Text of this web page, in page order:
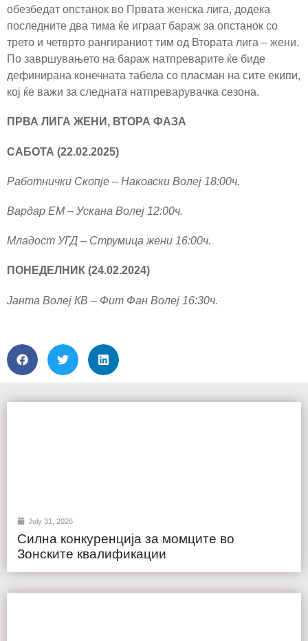
обезбедат опстанок во Првата женска лига, додека
последните два тима ќе играат бараж за опстанок со
трето и четврто рангираниот тим од Втората лига – жени.
По завршувањето на бараж натпреварите ќе биде
дефинирана конечната табела со пласман на сите екипи,
кој ќе важи за следната натпреварувачка сезона.
ПРВА ЛИГА ЖЕНИ, ВТОРА ФАЗА
САБОТА (22.02.2025)
Работнички Скопје – Наковски Волеј 18:00ч.
Вардар ЕМ – Ускана Волеј 12:00ч.
Младост УГД – Струмица жени 16:00ч.
ПОНЕДЕЛНИК (24.02.2024)
Јанта Волеј КВ – Фит Фан Волеј 16:30ч.
July 31, 2026
Силна конкуренција за момците во
Зонските квалификации